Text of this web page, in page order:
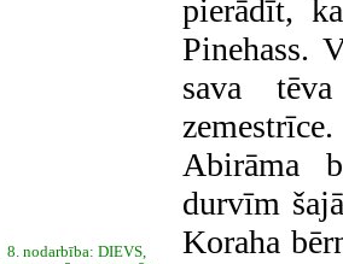
pierādīt,
Pinehass.
sava
Abirāma
durvīm
Koraha
8. nodarbība: DIEVS,